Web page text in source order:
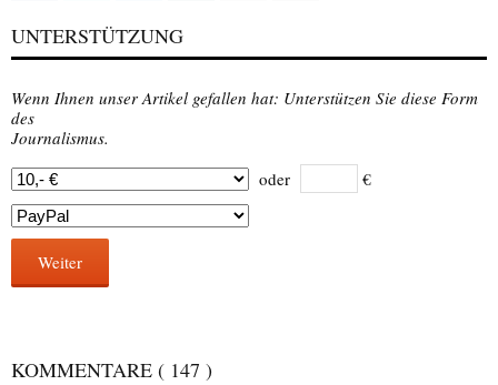
UNTERSTÜTZUNG
Wenn Ihnen unser Artikel gefallen hat: Unterstützen Sie diese Form
des
Journalismus.
oder
€
Weiter
KOMMENTARE ( 147 )